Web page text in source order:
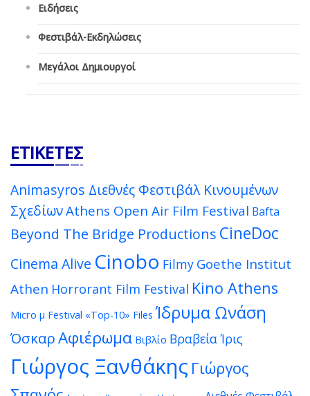
Ειδήσεις
Φεστιβάλ-Εκδηλώσεις
Μεγάλοι Δημιουργοί
ΕΤΙΚΈΤΕΣ
Animasyros Διεθνές Φεστιβάλ Κινουμένων
ΣχεδίωνAthens Open Air Film Festival Bafta
Beyond The Bridge Productions CineDoc
Cinema Alive Cinobo Filmy Goethe Institut
Athen Horrorant Film Festival Kino Athens
Micro μ Festival «Top-10» Files Ίδρυμα Ωνάση
ΌσκαρΑφιέρωμα Βιβλίο Βραβεία Ίρις
Γιώργος Ξανθάκης Γιώργος